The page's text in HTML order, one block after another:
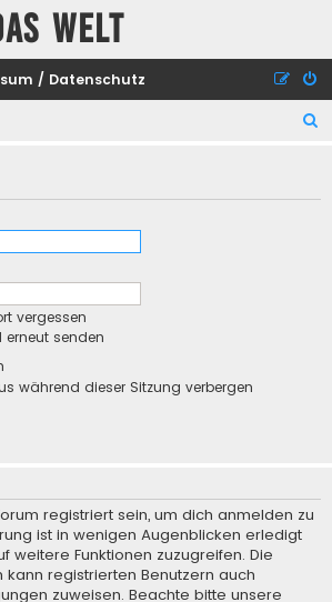
Welt
/ Datenschutz
h
vergessen
erneut senden
während dieser Sitzung verbergen
registriert sein, um dich anmelden zu
ist in wenigen Augenblicken erledigt
weitere Funktionen zuzugreifen. Die
registrierten Benutzern auch
zuweisen. Beachte bitte unsere